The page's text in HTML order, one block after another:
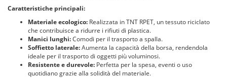
Caratteristiche principali:
Materiale ecologico: Realizzata in TNT RPET, un tessuto riciclato
che contribuisce a ridurre i rifiuti di plastica.
Manici lunghi:Comodi per il trasporto a spalla.
Soffietto laterale:Aumenta la capacità della borsa, rendendola
ideale per il trasporto di oggetti più voluminosi.
Resistente e durevole: Perfetta per la spesa, eventi o uso
quotidiano grazie alla solidità del materiale.